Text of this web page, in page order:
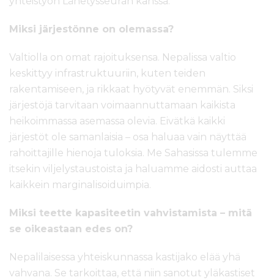
Miksi järjestönne on olemassa?
Valtiolla on omat rajoituksensa. Nepalissa valtio
keskittyy infrastruktuuriin, kuten teiden
rakentamiseen, ja rikkaat hyötyvät enemmän. Siksi
järjestöjä tarvitaan voimaannuttamaan kaikista
heikoimmassa asemassa olevia. Eivätkä kaikki
järjestöt ole samanlaisia – osa haluaa vain näyttää
rahoittajille hienoja tuloksia. Me Sahasissa tulemme
itsekin viljelystaustoista ja haluamme aidosti auttaa
kaikkein marginalisoiduimpia.
Miksi teette kapasiteetin vahvistamista – mitä
se oikeastaan edes on?
Nepalilaisessa yhteiskunnassa kastijako elää yhä
vahvana. Se tarkoittaa, että niin sanotut yläkastiset